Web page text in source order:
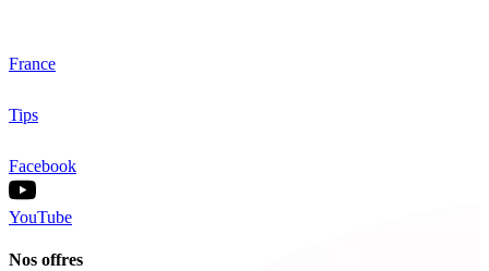
France
Tips
Facebook
YouTube
Nos offres